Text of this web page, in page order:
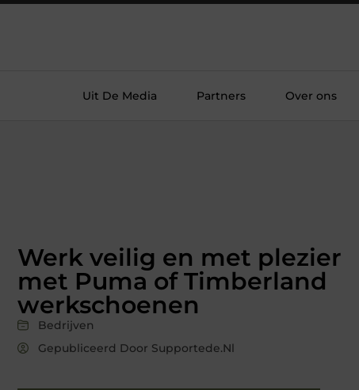
Uit De Media Partners Over ons
Werk veilig en met plezier
met Puma of Timberland
werkschoenen
Bedrijven
Gepubliceerd Door Supportede.nl